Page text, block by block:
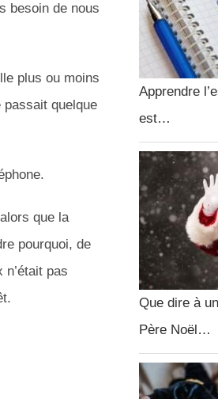
besoin de nous
plus ou moins
quelque
que la
pourquoi, de
pas
Apprendre
est…
Que dire à
Père Noël…